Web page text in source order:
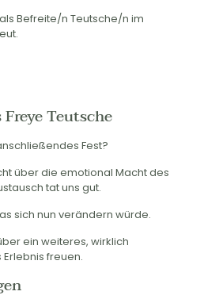
Befreite/n Teutsche/n im
Teutsche
Fest?
über die emotional Macht des
tat uns gut.
sich nun verändern würde.
ein weiteres, wirklich
freuen.